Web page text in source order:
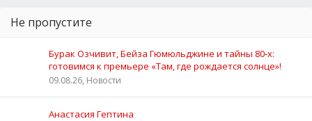
Не пропустите
Бурак Озчивит, Бейза Гюмюльджине и тайны 80‑х:
готовимся к премьере «Там, где рождается солнце»!
09.08.26, Новости
Анастасия Гептина